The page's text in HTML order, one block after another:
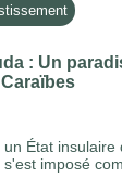
: Un
État insulaire
imposé